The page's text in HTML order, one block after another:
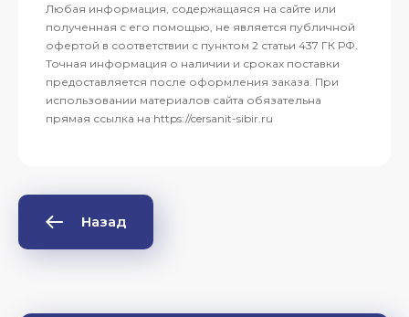
Любая информация, содержащаяся на сайте или
полученная с его помощью, не является публичной
офертой в соответствии с пунктом 2 статьи 437 ГК РФ.
Точная информация о наличии и сроках поставки
предоставляется после оформления заказа. При
использовании материалов сайта обязательна
прямая ссылка на https://cersanit-sibir.ru
Назад